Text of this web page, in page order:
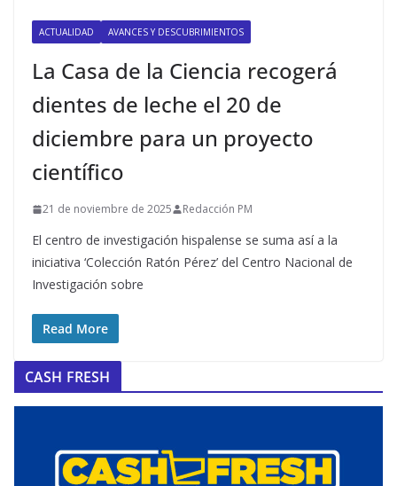
ACTUALIDAD AVANCES Y DESCUBRIMIENTOS
La Casa de la Ciencia recogerá
dientes de leche el 20 de
diciembre para un proyecto
científico
21 de noviembre de 2025 Redacción PM
El centro de investigación hispalense se suma así a la
iniciativa ‘Colección Ratón Pérez’ del Centro Nacional de
Investigación sobre
Read More
CASH FRESH